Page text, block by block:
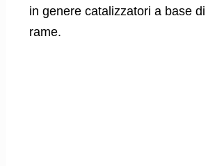
in genere catalizzatori a base
rame.